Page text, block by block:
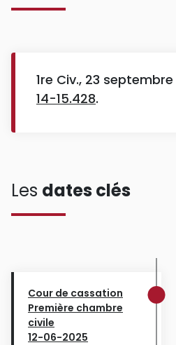
1re Civ., 23
14-15.428.
Les dates clés
Cour de cassation
Première chambre
civile
12-06-2025